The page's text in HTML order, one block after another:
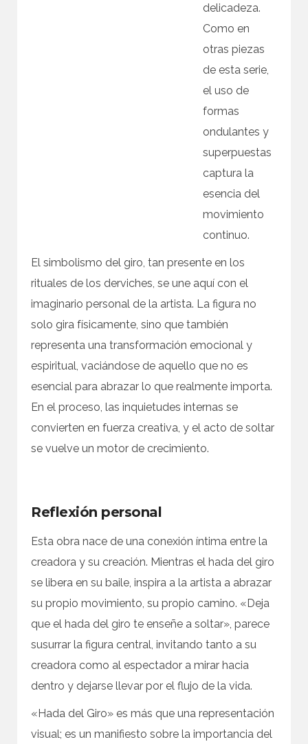
delicadeza.
Como en
otras piezas
de esta serie,
el uso de
formas
ondulantes y
superpuestas
captura la
esencia del
movimiento
continuo.
El simbolismo del giro, tan presente en los
rituales de los derviches, se une aquí con el
imaginario personal de la artista. La figura no
solo gira físicamente, sino que también
representa una transformación emocional y
espiritual, vaciándose de aquello que no es
esencial para abrazar lo que realmente importa.
En el proceso, las inquietudes internas se
convierten en fuerza creativa, y el acto de soltar
se vuelve un motor de crecimiento.
Reflexión personal
Esta obra nace de una conexión íntima entre la
creadora y su creación. Mientras el hada del giro
se libera en su baile, inspira a la artista a abrazar
su propio movimiento, su propio camino. «Deja
que el hada del giro te enseñe a soltar», parece
susurrar la figura central, invitando tanto a su
creadora como al espectador a mirar hacia
dentro y dejarse llevar por el flujo de la vida.
«Hada del Giro» es más que una representación
visual; es un manifiesto sobre la importancia del